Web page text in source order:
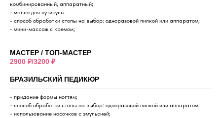
комбинированный, аппаратный;
- масло для кутикулы.
- способ обработки стопы на выбор: одноразовой пилкой или аппаратом;
- мини-массаж с кремом;
МАСТЕР / ТОП-МАСТЕР
2900 ₽/3200 ₽
БРАЗИЛЬСКИЙ ПЕДИКЮР
- придание формы ногтям;
- способ обработки стопы на выбор: одноразовой пилкой или аппаратом;
- использование носочков с эмульсией;